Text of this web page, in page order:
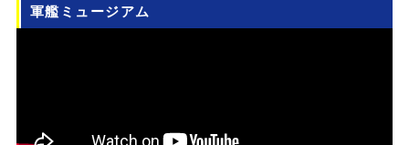
軍艦ミュージアム